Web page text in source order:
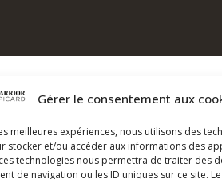
Gérer le consentement aux
meilleures expériences, nous utilisons des
stocker et/ou accéder aux informations des
technologies nous permettra de traiter des
de navigation ou les ID uniques sur ce site.
Coach Warrior
Genève Suisse